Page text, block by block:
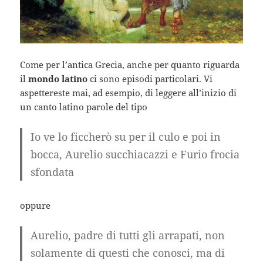
Come per l’antica Grecia, anche per quanto riguarda
ilmondo latino ci sono episodi particolari. Vi
aspettereste mai, ad esempio, di leggere all’inizio di
un canto latino parole del tipo
Io ve lo ficcherò su per il culo e poi in
bocca,Aurelio succhiacazzi e Furio frocia
sfondata
oppure
Aurelio, padre di tutti gli arrapati, non
solamente di questi che conosci, ma di